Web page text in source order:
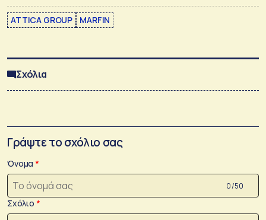
ATTICA GROUP MARFIN
Σχόλια
Γράψτε το σχόλιο σας
Όνομα
0 /50
Σχόλιο